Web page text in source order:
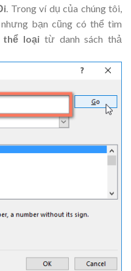
. Trong ví dụ của chúng tôi,
nhưng bạn cũng có thể tìm
thể loại từ danh sách thả